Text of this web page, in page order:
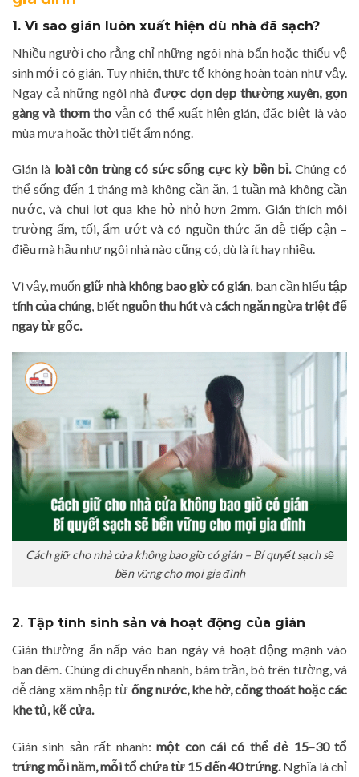
1. Vì sao gián luôn xuất hiện dù nhà đã sạch?
Nhiều người cho rằng chỉ những ngôi nhà bẩn hoặc thiếu vệ
sinh mới có gián. Tuy nhiên, thực tế không hoàn toàn như vậy.
Ngay cả những ngôi nhà được dọn dẹp thường xuyên, gọn
gàng và thơm tho vẫn có thể xuất hiện gián, đặc biệt là vào
mùa mưa hoặc thời tiết ẩm nóng.
Gián là loài côn trùng có sức sống cực kỳ bền bỉ.Chúng có
thể sống đến 1 tháng mà không cần ăn, 1 tuần mà không cần
nước, và chui lọt qua khe hở nhỏ hơn 2mm. Gián thích môi
trường ấm, tối, ẩm ướt và có nguồn thức ăn dễ tiếp cận –
điều mà hầu như ngôi nhà nào cũng có, dù là ít hay nhiều.
Vì vậy, muốngiữ nhà không bao giờ có gián, bạn cần hiểutập
tính của chúng, biếtnguồn thu hútvàcách ngăn ngừa triệt để
ngay từ gốc.
Cách giữ cho nhà cửa không bao giờ có gián – Bí quyết sạch sẽ
bền vững cho mọi gia đình
2. Tập tính sinh sản và hoạt động của gián
Gián thường ẩn nấp vào ban ngày và hoạt động mạnh vào
ban đêm. Chúng di chuyển nhanh, bám trần, bò trên tường, và
dễ dàng xâm nhập từ ống nước, khe hở, cống thoát hoặc các
khe tủ, kẽ cửa.
Gián sinh sản rất nhanh:một con cái có thể đẻ 15–30 tổ
trứng mỗi năm, mỗi tổ chứa từ 15 đến 40 trứng. Nghĩa là chỉ